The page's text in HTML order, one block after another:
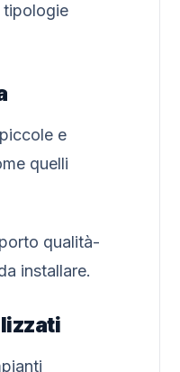
tipologie
e
quelli
qualità-
installare.